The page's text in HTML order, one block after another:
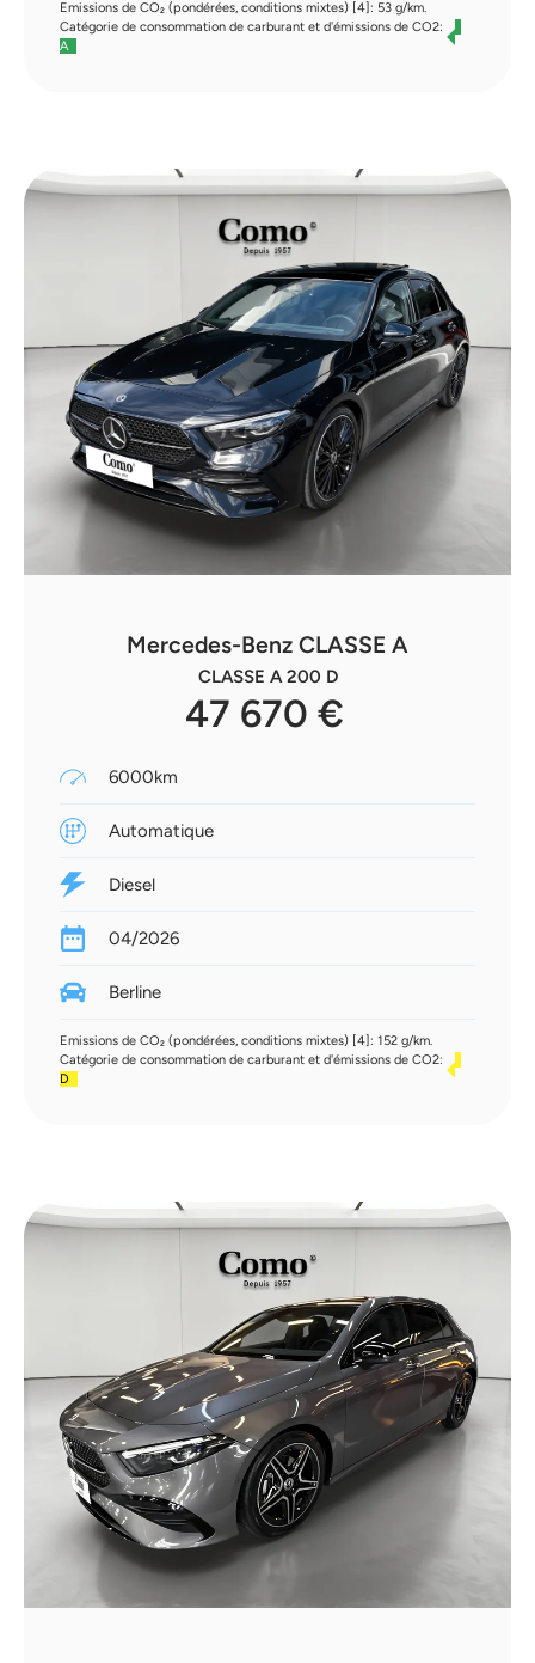
Emissions de CO₂ (pondérées, conditions mixtes) [4]: 53 g/km.
Catégorie de consommation de carburant et d'émissions de CO2:
A
Mercedes-Benz CLASSE A
CLASSE A 200 D
47 670 €
6000km
Automatique
Diesel
04/2026
Berline
Emissions de CO₂ (pondérées, conditions mixtes) [4]: 152 g/km.
Catégorie de consommation de carburant et d'émissions de CO2:
D